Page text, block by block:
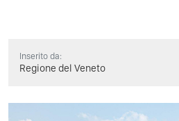
Inserito da:
Regione del Veneto